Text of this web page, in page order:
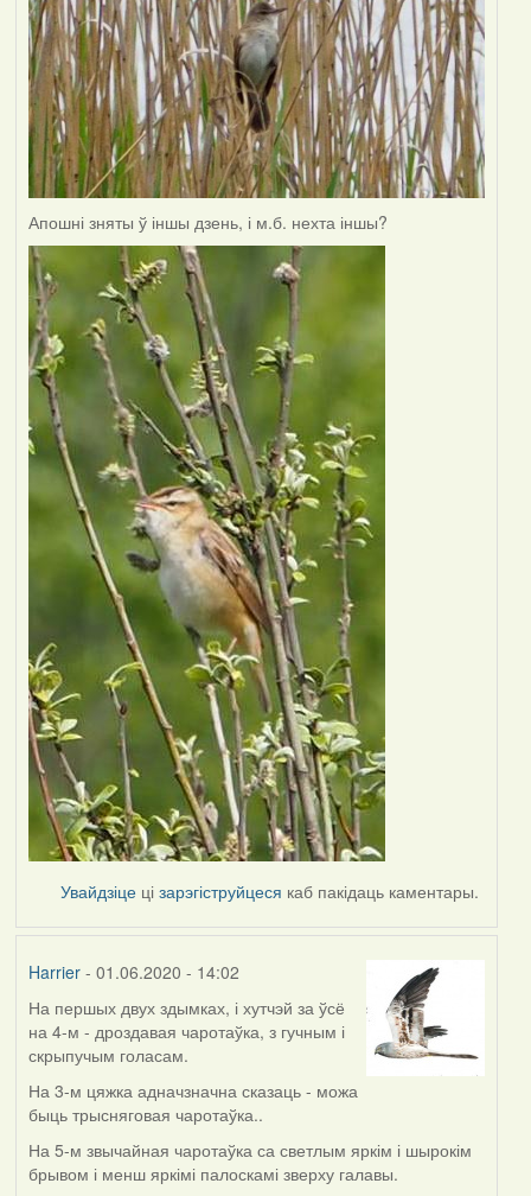
Апошні зняты ў іншы дзень, і м.б. нехта іншы?
Увайдзіце цізарэгіструйцеся каб пакідаць каментары.
Harrier- 01.06.2020 - 14:02
In
reply
to
by
Lighty
На першых двух здымках, і хутчэй за ўсё
на 4-м - дроздавая чаротаўка, з гучным і
скрыпучым голасам.
На 3-м цяжка адначзначна сказаць - можа
быць трысняговая чаротаўка..
На 5-м звычайная чаротаўка са светлым яркім і шырокім
брывом і менш яркімі палоскамі зверху галавы.